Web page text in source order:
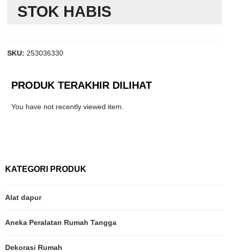
STOK HABIS
SKU:253036330
PRODUK TERAKHIR DILIHAT
You have not recently viewed item.
KATEGORI PRODUK
Alat dapur
Aneka Peralatan Rumah Tangga
Dekorasi Rumah